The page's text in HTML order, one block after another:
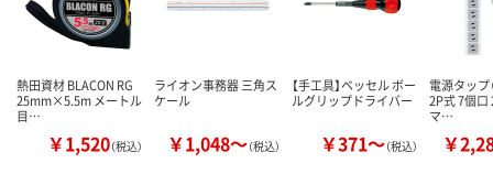
数量 数量
カ
熱田資材 BLACON RG
25mm×5.5m メートル
目…
￥1,520（税込）
ライオン事務器 三角ス
ケール
￥1,048～（税込）
【手工具】ベッセル ボー
ルグリップドライバー
￥371～（税込）
電源タップ
2P式 7個
マ…
￥